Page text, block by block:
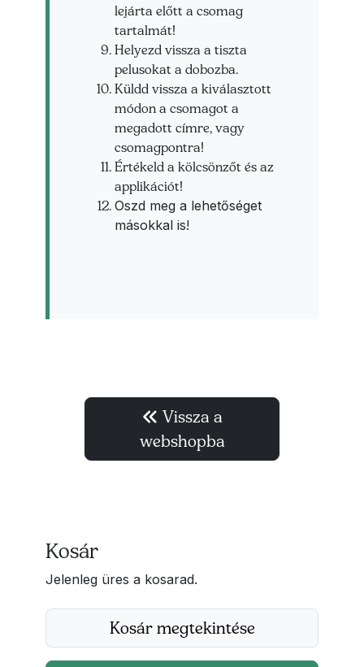
lejárta előtt a csomag
tartalmát!
Helyezd vissza a tiszta
pelusokat a dobozba.
Küldd vissza a kiválasztott
módon a csomagot a
megadott címre, vagy
csomagpontra!
Értékeld a kölcsönzőt és az
applikációt!
Oszd meg a lehetőséget
másokkal is!
Vissza a
webshopba
Kosár
Jelenleg üres a kosarad.
Kosár megtekintése